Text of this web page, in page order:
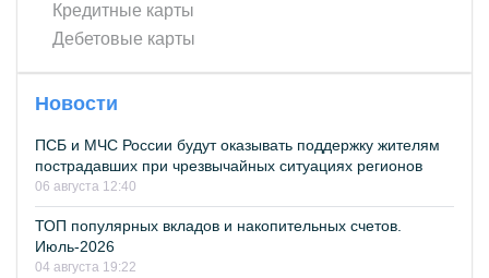
Кредитные карты
Дебетовые карты
Новости
ПСБ и МЧС России будут оказывать поддержку жителям
пострадавших при чрезвычайных ситуациях регионов
06 августа 12:40
ТОП популярных вкладов и накопительных счетов.
Июль-2026
04 августа 19:22